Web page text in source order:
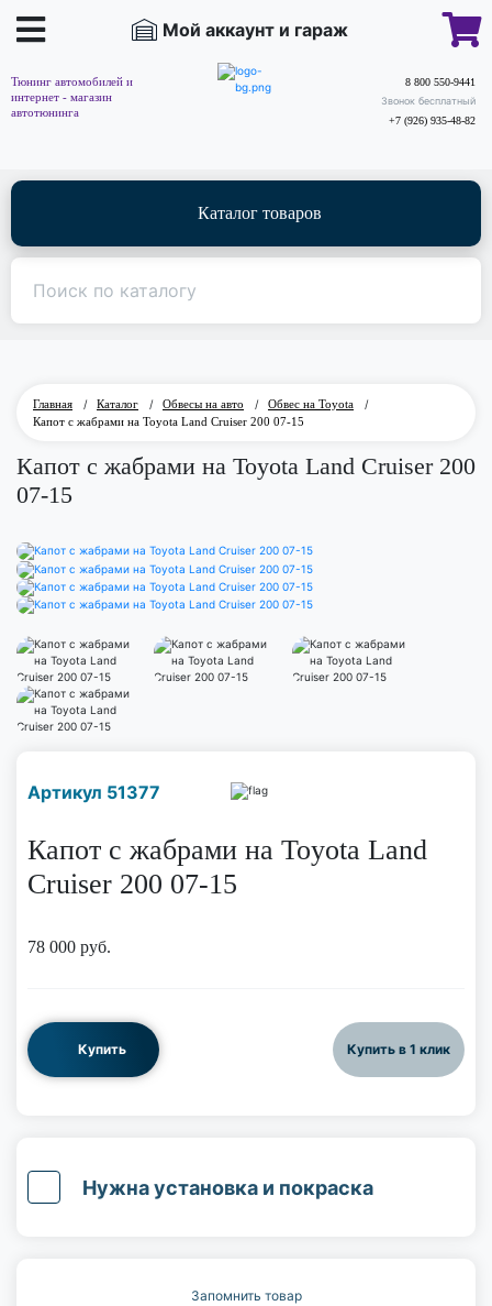
Мой аккаунт и гараж
Тюнинг автомобилей и
интернет - магазин
автотюнинга
8 800 550-9441
Звонок бесплатный
+7 (926) 935-48-82
Каталог товаров
Главная / Каталог / Обвесы на авто / Обвес на Toyota
/
Капот с жабрами на Toyota Land Cruiser 200 07-15
Капот с жабрами на Toyota Land Cruiser 200
07-15
Артикул 51377
Капот с жабрами на Toyota Land
Cruiser 200 07-15
78 000 руб.
Купить Купить в 1 клик
Нужна установка и покраска
Запомнить товар